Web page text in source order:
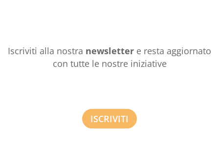
Iscriviti alla nostra newsletter e resta aggiornato
con tutte le nostre iniziative
ISCRIVITI